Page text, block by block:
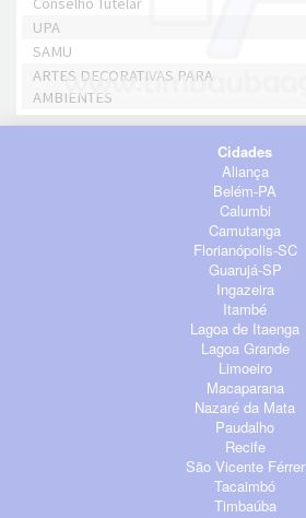
UPA
SAMU
ARTES DECORATIVAS PARA
AMBIENTES
Cidades
Aliança
Belém-PA
Calumbi
Camutanga
Florianópolis-SC
Guarujá-SP
Ingazeira
Itambé
Lagoa de Itaenga
Lagoa Grande
Limoeiro
Macaparana
Nazaré da Mata
Paudalho
Recife
São Vicente Férrer
Tacaimbó
Timbaúba